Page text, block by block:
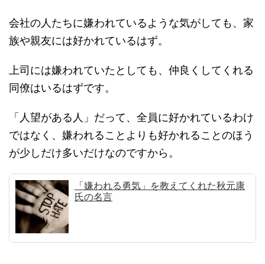
会社の人たちに嫌われているような気がしても、家
族や親友には好かれているはず。
上司には嫌われていたとしても、仲良くしてくれる
同僚はいるはずです。
「人望がある人」だって、全員に好かれているわけ
ではなく、嫌われることよりも好かれることのほう
が少しだけ多いだけなのですから。
「嫌われる勇気」を教えてくれた秋元康
氏の名言